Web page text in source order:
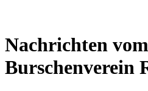
Nachrichten vom
Burschenverein